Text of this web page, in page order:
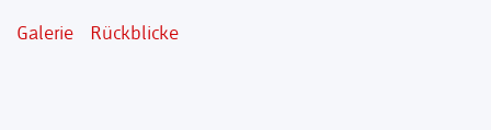
Galerie Rückblicke